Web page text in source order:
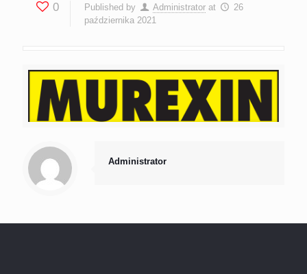
0 Published by Administrator at
26
października 2021
Administrator